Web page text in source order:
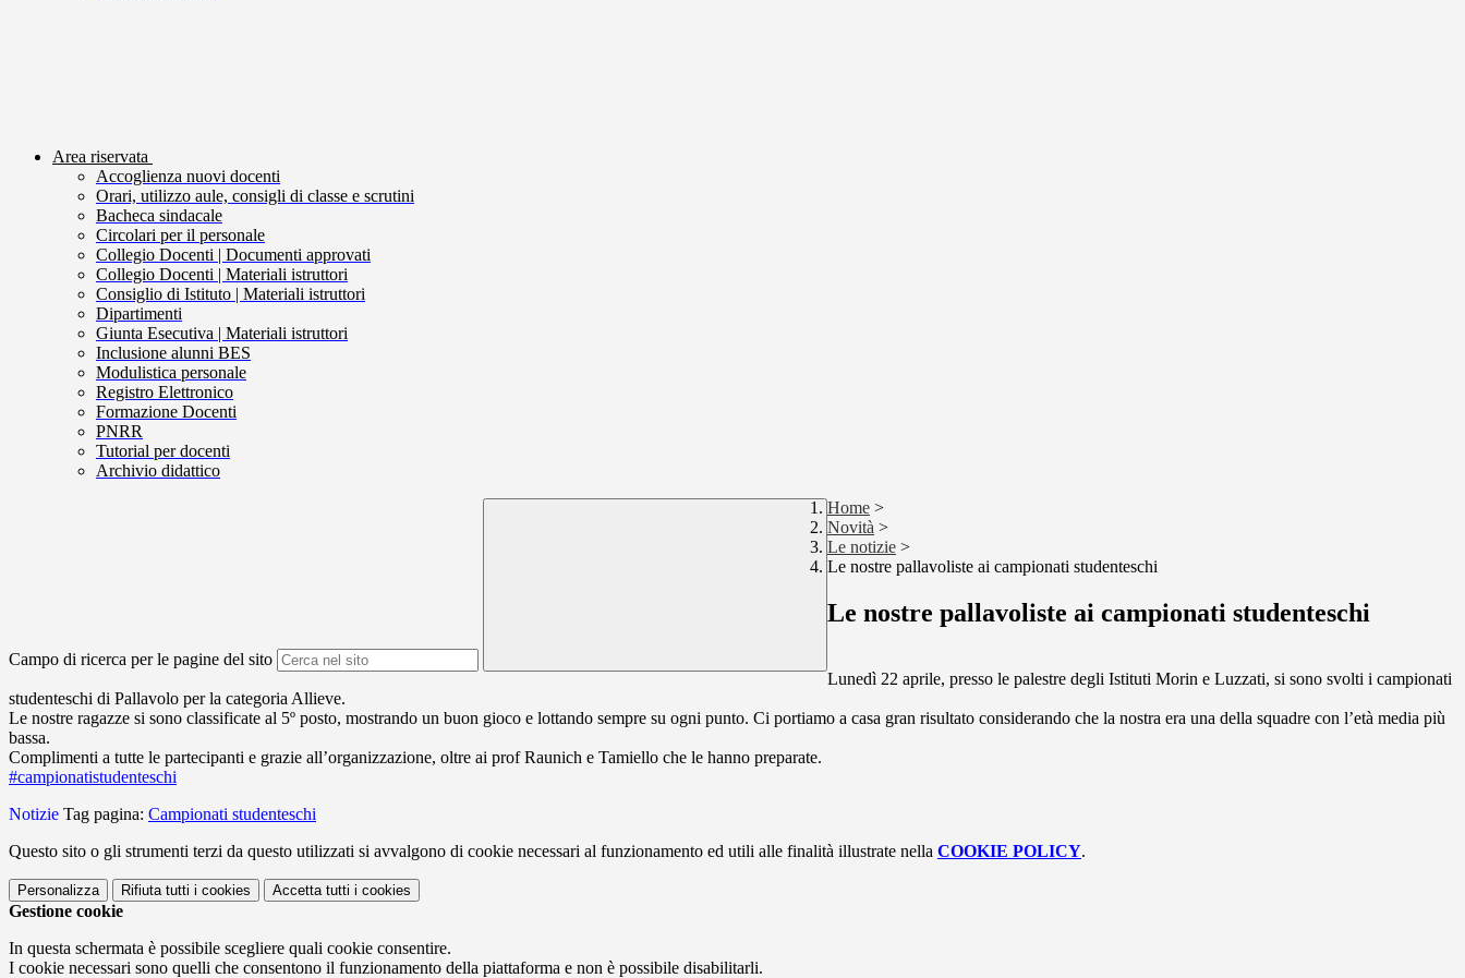
Area riservata
Accoglienza nuovi docenti
Orari, utilizzo aule, consigli di classe e scrutini
Bacheca sindacale
Circolari per il personale
Collegio Docenti | Documenti approvati
Collegio Docenti | Materiali istruttori
Consiglio di Istituto | Materiali istruttori
Dipartimenti
Giunta Esecutiva | Materiali istruttori
Inclusione alunni BES
Modulistica personale
Registro Elettronico
Formazione Docenti
PNRR
Tutorial per docenti
Archivio didattico
Campo di ricerca per le pagine del sito
Home >
Novità >
Le notizie >
Le nostre pallavoliste ai campionati studenteschi
Le nostre pallavoliste ai campionati studenteschi
Lunedì 22 aprile, presso le palestre degli Istituti Morin e Luzzati, si sono svolti i campionati
studenteschi di Pallavolo per la categoria Allieve.
Le nostre ragazze si sono classificate al 5º posto, mostrando un buon gioco e lottando sempre su ogni punto. Ci portiamo a casa gran risultato considerando che la nostra era una della squadre con l’età media più
bassa.
Complimenti a tutte le partecipanti e grazie all’organizzazione, oltre ai prof Raunich e Tamiello che le hanno preparate.
#campionatistudenteschi
Notizie Tag pagina: Campionati studenteschi
Questo sito o gli strumenti terzi da questo utilizzati si avvalgono di cookie necessari al funzionamento ed utili alle finalità illustrate nella COOKIE POLICY.
Personalizza Rifiuta tutti i cookies Accetta tutti i cookies
Gestione cookie
In questa schermata è possibile scegliere quali cookie consentire.
I cookie necessari sono quelli che consentono il funzionamento della piattaforma e non è possibile disabilitarli.